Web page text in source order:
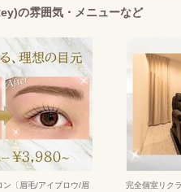
の雰囲気・メニューなど
ン〔眉毛/アイブロウ/眉
完全個室リク